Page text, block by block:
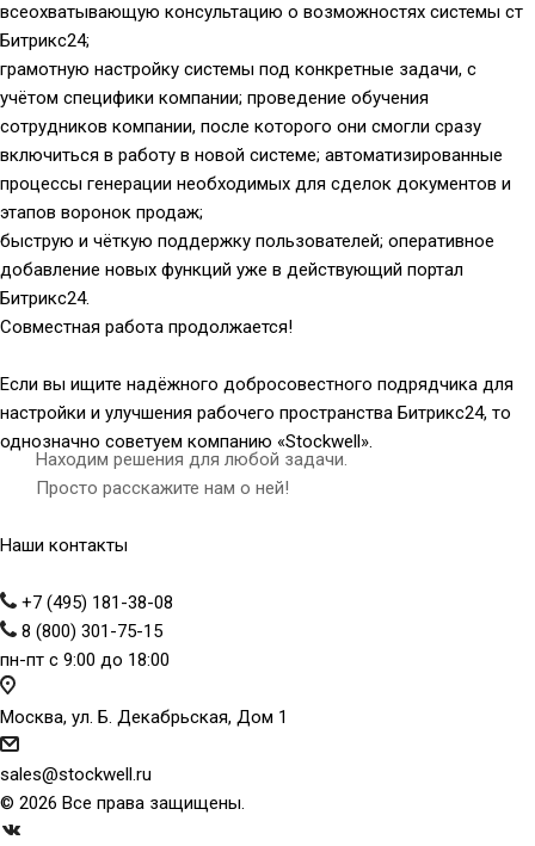
всеохватывающую консультацию о возможностях системы ст
Битрикс24;
грамотную настройку системы под конкретные задачи, с
учётом специфики компании; проведение обучения
сотрудников компании, после которого они смогли сразу
включиться в работу в новой системе; автоматизированные
процессы генерации необходимых для сделок документов и
этапов воронок продаж;
быструю и чёткую поддержку пользователей; оперативное
добавление новых функций уже в действующий портал
Битрикс24.
Совместная работа продолжается!
Если вы ищите надёжного добросовестного подрядчика для
настройки и улучшения рабочего пространства Битрикс24, то
однозначно советуем компанию «Stockwell».
Находим решения для любой задачи.
Просто расскажите нам о ней!
Наши контакты
+7 (495) 181-38-08
8 (800) 301-75-15
пн-пт с 9:00 до 18:00
Москва, ул. Б. Декабрьская, Дом 1
sales@stockwell.ru
© 2026 Все права защищены.